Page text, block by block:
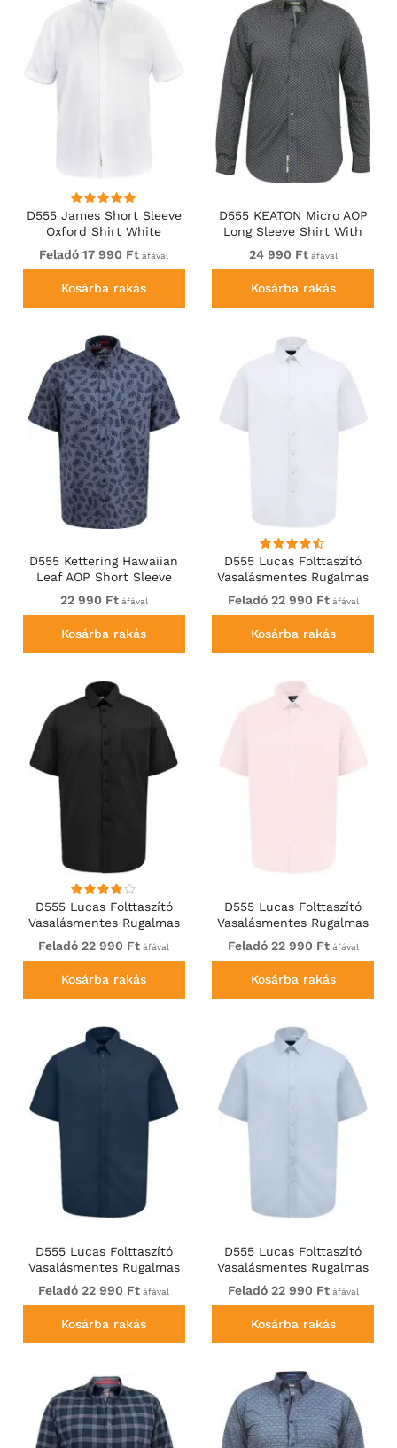
D555 James Short Sleeve
Oxford Shirt White
Feladó 17 990 Ft áfával
Kosárba rakás
D555 KEATON Micro AOP
Long Sleeve Shirt With
Concealed Button Down
Collar Grey
24 990 Ftáfával
Kosárba rakás
D555 Kettering Hawaiian
Leaf AOP Short Sleeve
Button Down Collar Shirt
Denim
22 990 Ftáfával
Kosárba rakás
D555 Lucas Folttaszító
Vasalásmentes Rugalmas
Rövid Ujjú Ing Fehér
Feladó 22 990 Ftáfával
Kosárba rakás
D555 Lucas Folttaszító
Vasalásmentes Rugalmas
Rövid Ujjú Ing Fekete
Feladó 22 990 Ft áfával
Kosárba rakás
D555 Lucas Folttaszító
Vasalásmentes Rugalmas
Rövid Ujjú Ing Rózsaszín
Feladó 22 990 Ftáfával
Kosárba rakás
D555 Lucas Folttaszító
Vasalásmentes Rugalmas
Rövid Ujjú Ing
Tengerészkék
Feladó 22 990 Ft áfával
Kosárba rakás
D555 Lucas Folttaszító
Vasalásmentes Rugalmas
Rövid Ujjú Ing Világoskék
Feladó 22 990 Ftáfával
Kosárba rakás